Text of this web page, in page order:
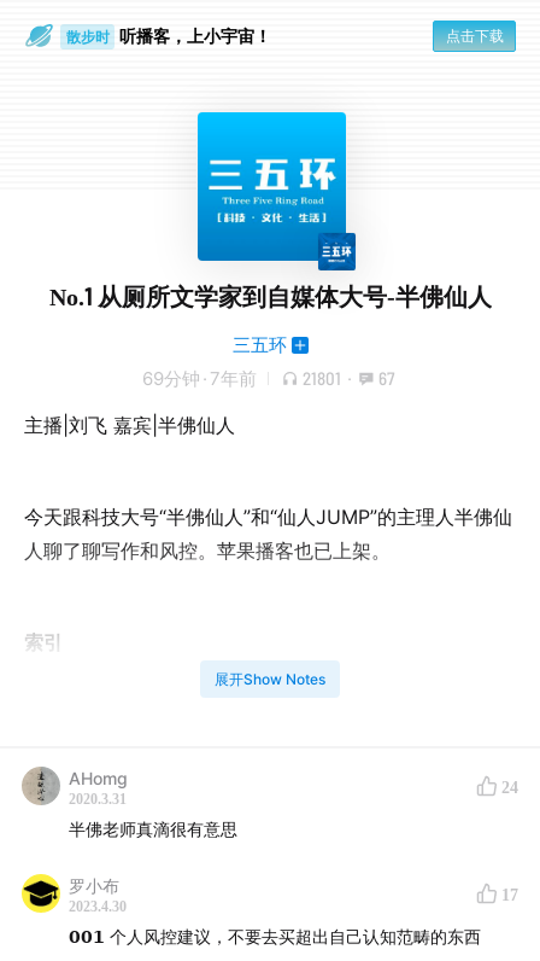
散步时 听播客，上小宇宙！ 点击下载
No.1 从厕所文学家到自媒体大号-半佛仙人
三五环
69分钟 · 7年前 21801 · 67
主播|刘飞 嘉宾|半佛仙人
今天跟科技大号“半佛仙人”和“仙人JUMP”的主理人半佛仙
人聊了聊写作和风控。苹果播客也已上架。
索引
从厕所文学家到网络文学家
风控圈的事（ba）故（gua）
48:54 如何站着写东西赚钱
展开Show Notes
AHomg
2020.3.31
24
半佛老师真滴很有意思
罗小布
2023.4.30
17
𝟬𝟬𝟭 个人风控建议，不要去买超出自己认知范畴的东西